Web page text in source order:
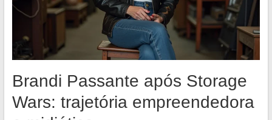
Brandi Passante após Storage
Wars: trajetória empreendedora